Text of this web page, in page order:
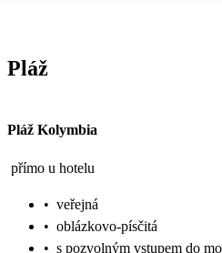
Pláž
Pláž Kolymbia
přímo u hotelu
• veřejná
• oblázkovo-písčitá
• s pozvolným vstupem do